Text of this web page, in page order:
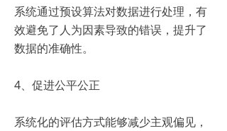
系统通过预设算法对数据进行处理，有
效避免了人为因素导致的错误，提升了
数据的准确性。
4、促进公平公正
系统化的评估方式能够减少主观偏见，